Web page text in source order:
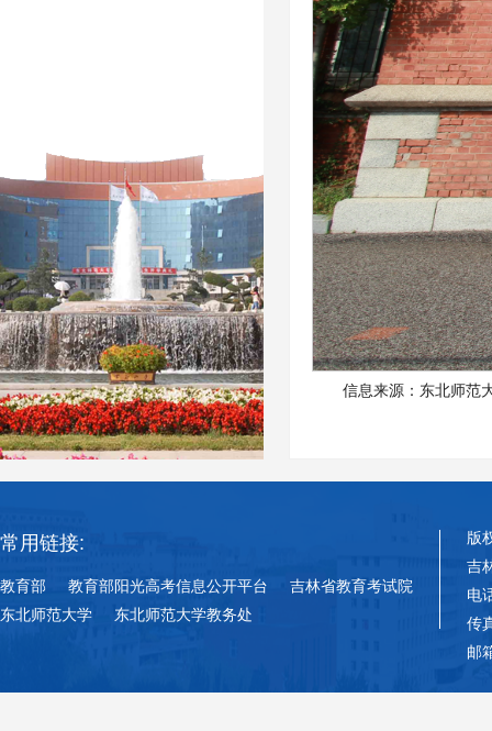
信息来源：东北师范
常用链接:
教育部 教育部阳光高考信息公开平台
吉林省教育考试院
东北师范大学
东北师范大学教务处
版
吉
电
传
邮